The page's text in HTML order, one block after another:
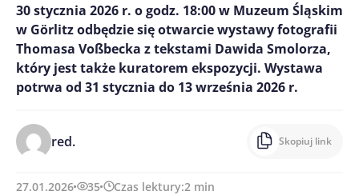
30 stycznia 2026 r. o godz. 18:00 w Muzeum Śląskim
w Görlitz odbędzie się otwarcie wystawy fotografii
Thomasa Voßbecka z tekstami Dawida Smolorza,
który jest także kuratorem ekspozycji. Wystawa
potrwa od 31 stycznia do 13 września 2026 r.
red. Skopiuj link
27.01.2026 35 Czas lektury:2 min